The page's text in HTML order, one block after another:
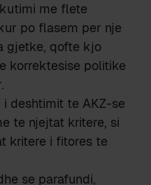
me flete
po flasem per nje
gjetke, qofte kjo
korrektesise politike
deshtimit te AKZ-se
te njejtat kritere, si
kritere i fitores te
se parafundi,